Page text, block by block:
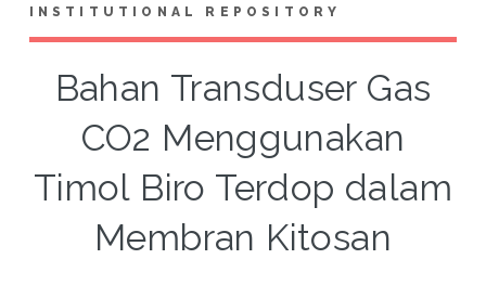
INSTITUTIONAL REPOSITORY
Bahan Transduser Gas
CO2 Menggunakan
Timol Biro Terdop dalam
Membran Kitosan